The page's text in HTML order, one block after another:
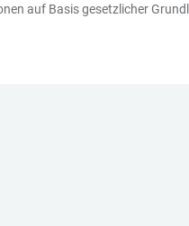
auf Basis gesetzlicher